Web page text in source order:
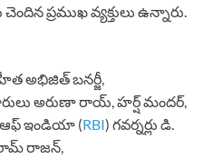
ప్రముఖ వ్యక్తులు ఉన్నారు.
అభిజిత్ బనర్జీ,
అరుణా రాయ్, హర్ష్ మందర్,
ఆఫ్ ఇండియా (RBI) గవర్నర్లు డి.
రాజన్,